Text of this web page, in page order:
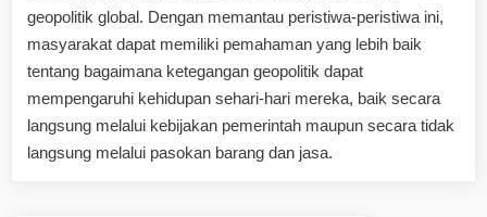
geopolitik global. Dengan memantau peristiwa-peristiwa ini,
masyarakat dapat memiliki pemahaman yang lebih baik
tentang bagaimana ketegangan geopolitik dapat
mempengaruhi kehidupan sehari-hari mereka, baik secara
langsung melalui kebijakan pemerintah maupun secara tidak
langsung melalui pasokan barang dan jasa.